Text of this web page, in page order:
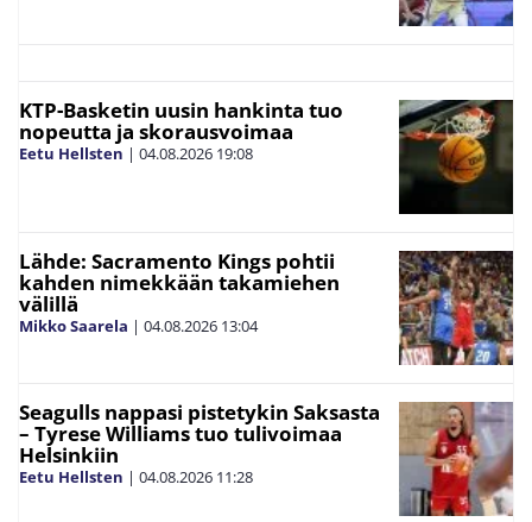
KTP-Basketin uusin hankinta tuo
nopeutta ja skorausvoimaa
Eetu Hellsten | 04.08.2026 19:08
Lähde: Sacramento Kings pohtii
kahden nimekkään takamiehen
välillä
Mikko Saarela | 04.08.2026 13:04
Seagulls nappasi pistetykin Saksasta
– Tyrese Williams tuo tulivoimaa
Helsinkiin
Eetu Hellsten | 04.08.2026 11:28